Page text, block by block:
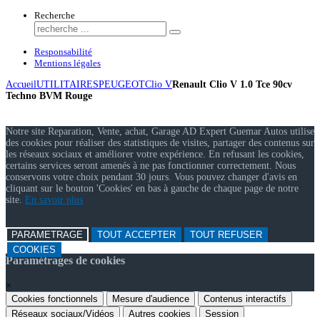
Recherche
Responsabilité
Mentions légales
AccueilUTILITAIRESPEUGEOTClio VRenault Clio V 1.0 Tce 90cv
Techno BVM Rouge
Notre site Reparation, Vente, achat, Garage AD Expert Guemar Autos utilise
des cookies pour réaliser des statistiques de visites, partager des contenus sur
les réseaux sociaux et améliorer votre expérience. En refusant les cookies,
certains services seront amenés à ne pas fonctionner correctement. Nous
conservons votre choix pendant 30 jours. Vous pouvez changer d'avis en
cliquant sur le bouton 'Cookies' en bas à gauche de chaque page de notre
site. En savoir plus
PARAMETRAGE TOUT ACCEPTER
TOUT REFUSER
COOKIES
Paramétrages de cookies
×
Cookies fonctionnels
Mesure d'audience
Contenus interactifs
Réseaux sociaux/Vidéos
Autres cookies Session